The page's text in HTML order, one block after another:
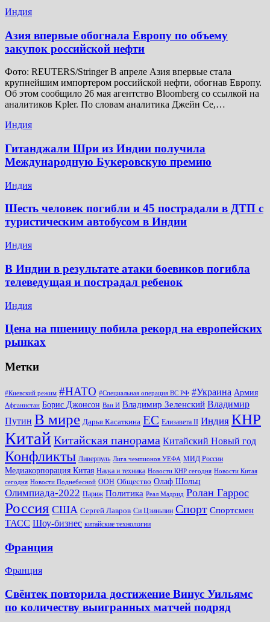
Индия
Азия впервые обогнала Европу по объему
закупок российской нефти
Фото: REUTERS/Stringer В апреле Азия впервые стала
крупнейшим импортером российской нефти, обогнав Европу.
Об этом сообщило 26 мая агентство Bloomberg со ссылкой на
аналитиков Kpler. По словам аналитика Джейн Се,…
Индия
Гитанджали Шри из Индии получила
Международную Букеровскую премию
Индия
Шесть человек погибли и 45 пострадали в ДТП с
туристическим автобусом в Индии
Индия
В Индии в результате атаки боевиков погибла
телеведущая и пострадал ребенок
Индия
Цена на пшеницу побила рекорд на европейских
рынках
Метки
#Киевский режим #НАТО #Специальная операция ВС РФ #Украина Армия
Афганистан Борис Джонсон Ван И Владимир Зеленский Владимир
Путин В мире Дарья Касаткина ЕС Елизавета II Индия КНР
Китай Китайская панорама Китайский Новый год
Конфликты Ливерпуль Лига чемпионов УЕФА МИД России
Медиакорпорация Китая Наука и техника Новости КНР сегодня Новости Китая
сегодня Новости Поднебесной ООН Общество Олаф Шольц
Олимпиада-2022 Париж Политика Реал Мадрид Ролан Гаррос
Россия США Сергей Лавров Си Цзиньпин Спорт Спортсмен
ТАСС Шоу-бизнес китайские технологии
Франция
Франция
Свёнтек повторила достижение Винус Уильямс
по количеству выигранных матчей подряд